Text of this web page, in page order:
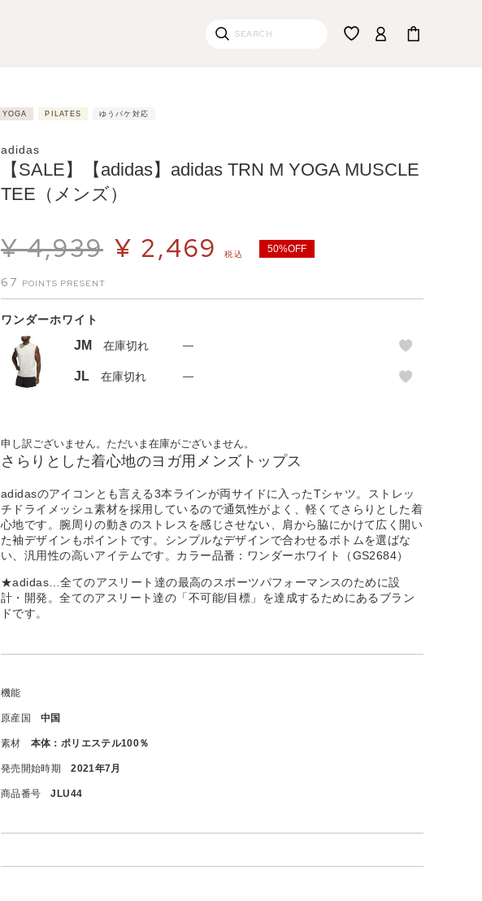
YOGA PILATES ゆうパケ対応
adidas
【SALE】【adidas】adidas TRN M YOGA MUSCLE
TEE（メンズ）
¥ 4,939 ¥ 2,469 税込 50%OFF
67
ワンダーホワイト
JM 在庫切れ —
JL 在庫切れ —
申し訳ございません。ただいま在庫がございません。
さらりとした着心地のヨガ用メンズトップス
adidasのアイコンとも言える3本ラインが両サイドに入ったTシャツ。ストレッ
チドライメッシュ素材を採用しているので通気性がよく、軽くてさらりとした着
心地です。腕周りの動きのストレスを感じさせない、肩から脇にかけて広く開い
た袖デザインもポイントです。シンプルなデザインで合わせるボトムを選ばな
い、汎用性の高いアイテムです。カラー品番：ワンダーホワイト（GS2684）
★adidas…全てのアスリート達の最高のスポーツパフォーマンスのために設
計・開発。全てのアスリート達の「不可能/目標」を達成するためにあるブラン
ドです。
機能
原産国 中国
素材 本体：ポリエステル100％
発売開始時期 2021年7月
商品番号 JLU44